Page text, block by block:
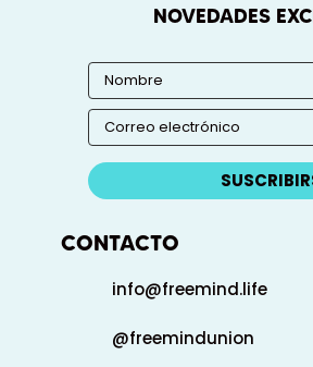
NOVEDADES
CONTACTO
info@freemind.life
@freemindunion